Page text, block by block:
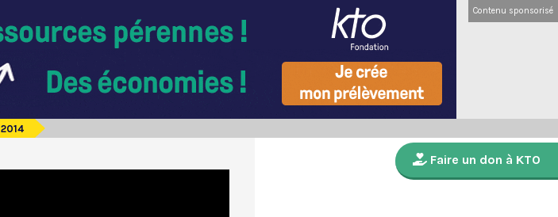
Contenu sponsorisé
Faire un don à KTO